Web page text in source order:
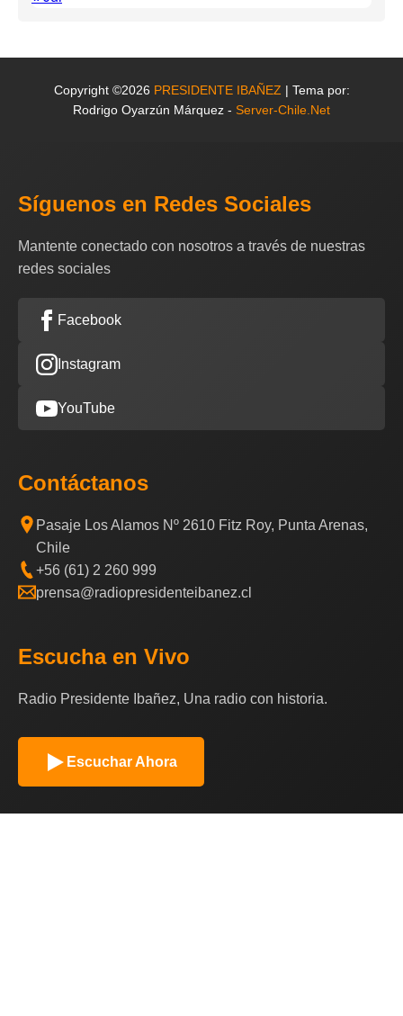
Copyright ©2026 PRESIDENTE IBAÑEZ | Tema por:
Rodrigo Oyarzún Márquez - Server-Chile.Net
Síguenos en Redes Sociales
Mantente conectado con nosotros a través de nuestras
redes sociales
Facebook
Instagram
YouTube
Contáctanos
Pasaje Los Alamos Nº 2610 Fitz Roy, Punta Arenas,
Chile
+56 (61) 2 260 999
prensa@radiopresidenteibanez.cl
Escucha en Vivo
Radio Presidente Ibañez, Una radio con historia.
Escuchar Ahora